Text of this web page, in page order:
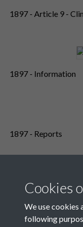
1897 - Article 9 -
1897 - Information
1897 - Reports
Cookies
We use cookies
following